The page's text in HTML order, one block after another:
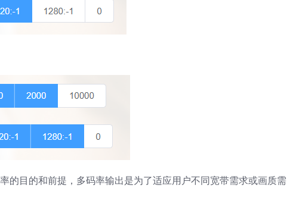
的目的和前提，多码率输出是为了适应用户不同宽带需求或画质需